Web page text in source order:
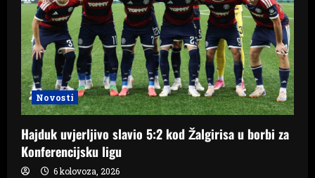
Novosti
Hajduk uvjerljivo slavio 5:2 kod Žalgirisa u borbi za
Konferencijsku ligu
6 kolovoza, 2026